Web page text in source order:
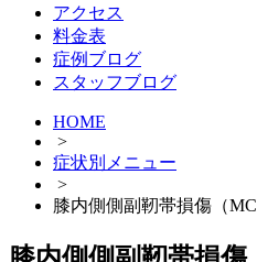
アクセス
料金表
症例ブログ
スタッフブログ
HOME
>
症状別メニュー
>
膝内側側副靭帯損傷（